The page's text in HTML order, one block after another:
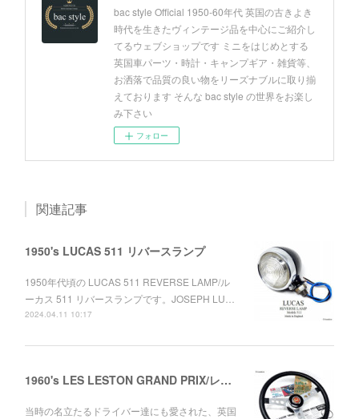
bac style Official 1950-60年代 英国の古きよき
時代を生きたヴィンテージ品を中心にご紹介し
てるウェブショップです ミニをはじめとする
英国車パーツ・時計・キャンプギア・雑貨等、
お洒落で品質の良い物をリーズナブルに取り揃
えております そんな bac style の世界をお楽し
み下さい
フォロー
関連記事
1950's LUCAS 511 リバースランプ
1950年代頃の LUCAS 511 REVERSE LAMP/ル
ーカス 511 リバースランプです。JOSEPH LU…
2024.04.11 10:17
1960's LES LESTON GRAND PRIX/レスレストン グランプリ レザーステアリング ミニ用セット デッドストック
当時の名立たるドライバー達にも愛された、英国